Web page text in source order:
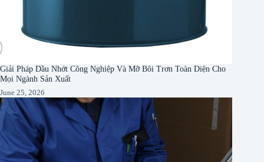
Giải Pháp Dầu Nhớt Công Nghiệp Và Mỡ Bôi Trơn Toàn Diện Cho
Mọi Ngành Sản Xuất
June 25, 2026